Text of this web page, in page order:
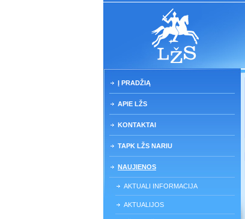
Į PRADŽIĄ
APIE LŽS
KONTAKTAI
TAPK LŽS NARIU
NAUJIENOS
AKTUALI INFORMACIJA
AKTUALIJOS